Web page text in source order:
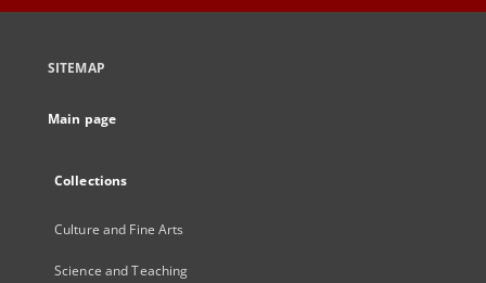
SITEMAP
Main page
Collections
Culture and Fine Arts
Science and Teaching